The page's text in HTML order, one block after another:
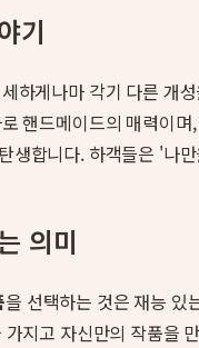
기
하게나마 각기 다른 개
핸드메이드의 매력이
생합니다. 하객들은 '나
의미
을 선택하는 것은 재능 있
지고 자신만의 작품을